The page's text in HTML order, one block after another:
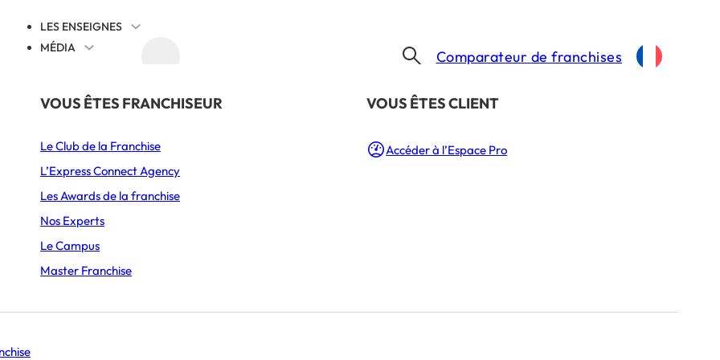
LES ENSEIGNES
PAR SECTEUR
Alimentation
Ameublement & Décoration
Automobile, Moto & Cycle
Beauté & Bien-être
MÉDIA
THÉMATIQUES
Juridique
Cession reprise
International
Comprendre la franchise
S’implanter
Animation et communication
VOUS ÊTES FRANCHISEUR
Le Club de la Franchise
L’Express Connect Agency
Les Awards de la franchise
Nos Experts
Le Campus
Master Franchise
​VOUS ÊTES CLIENT
Accéder à l’Espace Pro
Comparateur de franchises
franchise de meuble design ?